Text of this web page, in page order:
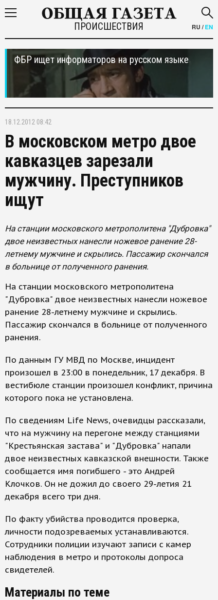
ПРОИСШЕСТВИЯ RU /EN
ФБР ищет информаторов на русском языке
18.12.2012 08:42
В московском метро двое
кавказцев зарезали
мужчину. Преступников
ищут
На станции московского метрополитена "Дубровка"
двое неизвестных нанесли ножевое ранение 28-
летнему мужчине и скрылись. Пассажир скончался
в больнице от полученного ранения.
На станции московского метрополитена
"Дубровка" двое неизвестных нанесли ножевое
ранение 28-летнему мужчине и скрылись.
Пассажир скончался в больнице от полученного
ранения.
По данным ГУ МВД по Москве, инцидент
произошел в 23:00 в понедельник, 17 декабря. В
вестибюле станции произошел конфликт, причина
которого пока не установлена.
По сведениям Life News, очевидцы рассказали,
что на мужчину на перегоне между станциями
"Крестьянская застава" и "Дубровка" напали
двое неизвестных кавказской внешности. Также
сообщается имя погибшего - это Андрей
Клочков. Он не дожил до своего 29-летия 21
декабря всего три дня.
По факту убийства проводится проверка,
личности подозреваемых устанавливаются.
Сотрудники полиции изучают записи с камер
наблюдения в метро и протоколы допроса
свидетелей.
Материалы по теме